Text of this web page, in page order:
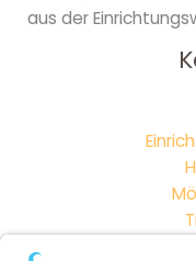
aus der